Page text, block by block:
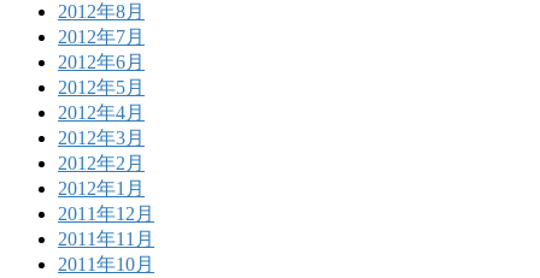
2012年8月
2012年7月
2012年6月
2012年5月
2012年4月
2012年3月
2012年2月
2012年1月
2011年12月
2011年11月
2011年10月